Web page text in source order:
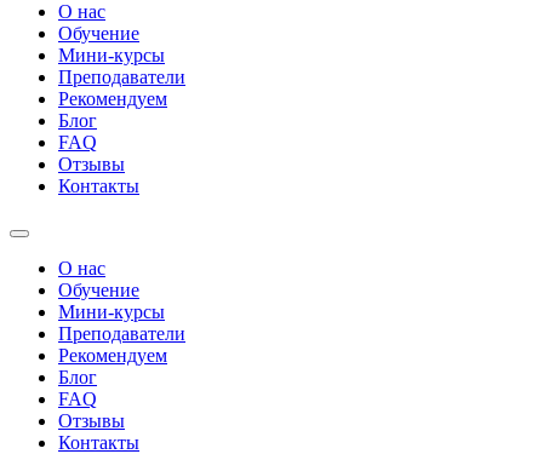
О нас
Обучение
Мини-курсы
Преподаватели
Рекомендуем
Блог
FAQ
Отзывы
Контакты
О нас
Обучение
Мини-курсы
Преподаватели
Рекомендуем
Блог
FAQ
Отзывы
Контакты